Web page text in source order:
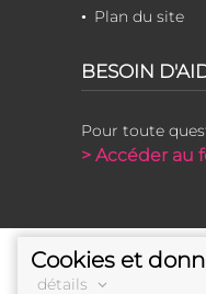
Plan du site
BESOIN
Pour toute
> Accéder au
Cookies et
détails